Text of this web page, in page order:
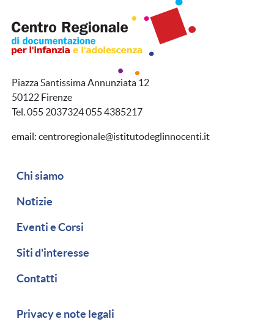
Piazza Santissima Annunziata 12
50122 Firenze
Tel. 055 2037324 055 4385217
email: centroregionale@istitutodeglinnocenti.it
Navigazione secondaria
Chi siamo
Notizie
Eventi e Corsi
Siti d'interesse
Contatti
Piè di pagina
Privacy e note legali